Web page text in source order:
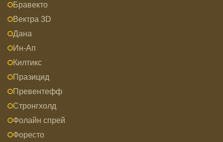
Бравекто
Вектра 3D
Дана
Ин-Ап
Килтикс
Празицид
Превентефф
Стронгхолд
Фолайн спрей
Форесто